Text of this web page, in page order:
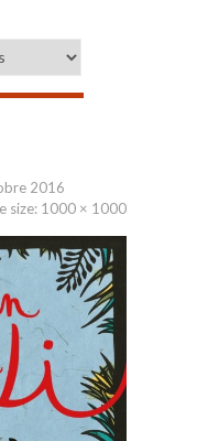
2016
size: 1000 × 1000